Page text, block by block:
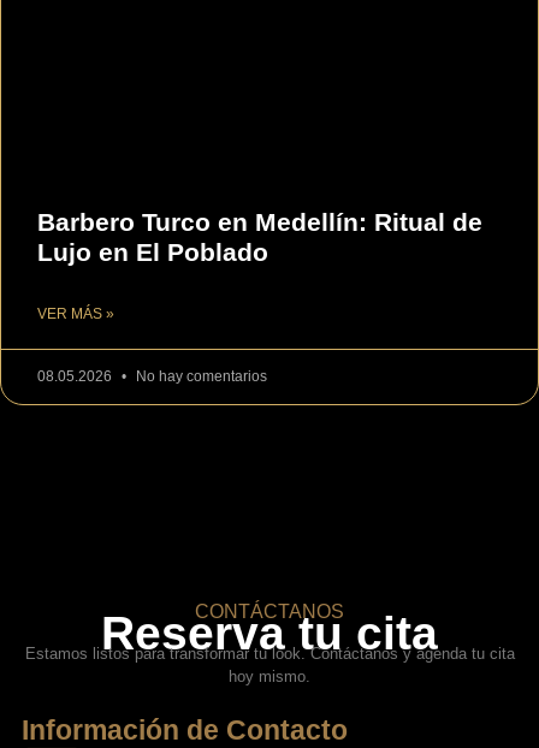
Barbero Turco en Medellín: Ritual de
Lujo en El Poblado
VER MÁS »
08.05.2026 No hay comentarios
CONTÁCTANOS
Reserva tu cita
Estamos listos para transformar tu look. Contáctanos y agenda tu cita
hoy mismo.
Información de Contacto